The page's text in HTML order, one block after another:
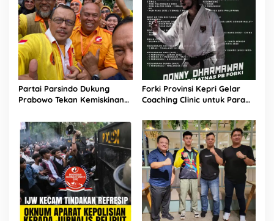
Partai Parsindo Dukung
Prabowo Tekan Kemiskinan
Indonesia
Forki Provinsi Kepri Gelar
Coaching Clinic untuk Para